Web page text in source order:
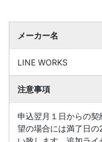
メーカー名
LINE WORKS
注意事項
申込翌月１日からの
望の場合には満了日